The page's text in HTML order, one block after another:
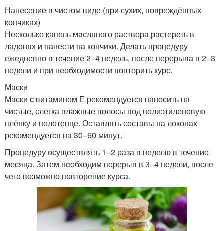
Нанесение в чистом виде (при сухих, повреждённых
кончиках)
Несколько капель масляного раствора растереть в
ладонях и нанести на кончики. Делать процедуру
ежедневно в течение 2–4 недель, после перерыва в 2–3
недели и при необходимости повторить курс.
Маски
Маски с витамином Е рекомендуется наносить на
чистые, слегка влажные волосы под полиэтиленовую
плёнку и полотенце. Оставлять составы на локонах
рекомендуется на 30–60 минут.
Процедуру осуществлять 1–2 раза в неделю в течение
месяца. Затем необходим перерыв в 3–4 недели, после
чего возможно повторение курса.